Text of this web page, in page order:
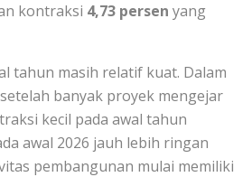
kontraksi 4,73 persen yang
tahun masih relatif kuat. Dalam
banyak proyek mengejar
kecil pada awal tahun
awal 2026 jauh lebih ringan
pembangunan mulai memiliki